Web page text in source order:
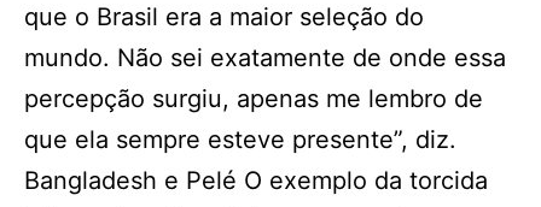
que o Brasil era a maior seleção do
mundo. Não sei exatamente de onde essa
percepção surgiu, apenas me lembro de
que ela sempre esteve presente”, diz.
Bangladesh e Pelé O exemplo da torcida